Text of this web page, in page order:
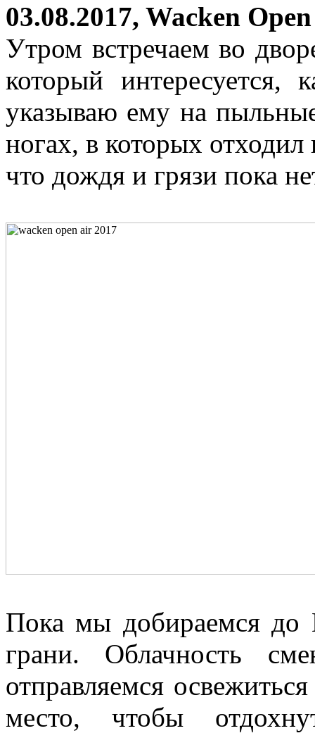
03.08.2017, Wacken
Утром встречаем во
который
указываю ему на
ногах, в которых
что дождя и грязи пока
Пока мы добираемся до
грани. Облачность
отправляемся
место, чтобы